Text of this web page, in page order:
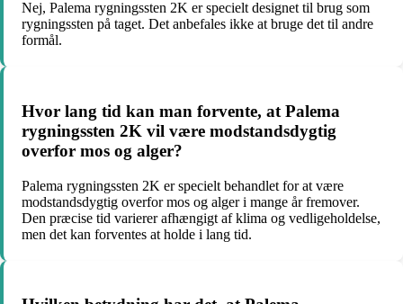
Nej, Palema rygningssten 2K er specielt designet til brug som
rygningssten på taget. Det anbefales ikke at bruge det til andre
formål.
Hvor lang tid kan man forvente, at Palema
rygningssten 2K vil være modstandsdygtig
overfor mos og alger?
Palema rygningssten 2K er specielt behandlet for at være
modstandsdygtig overfor mos og alger i mange år fremover.
Den præcise tid varierer afhængigt af klima og vedligeholdelse,
men det kan forventes at holde i lang tid.